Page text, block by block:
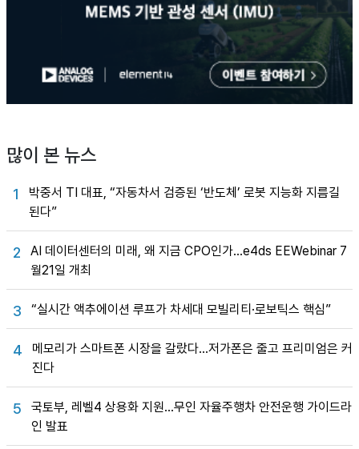
많이 본 뉴스
1
박중서 TI 대표, “자동차서 검증된 ‘반도체’ 로봇 지능화 지름길
된다”
2
AI 데이터센터의 미래, 왜 지금 CPO인가…e4ds EEWebinar 7
월21일 개최
3 “실시간 액추에이션 루프가 차세대 모빌리티·로보틱스 핵심”
4
메모리가 스마트폰 시장을 갈랐다…저가폰은 줄고 프리미엄은 커
진다
5
국토부, 레벨4 상용화 지원…무인 자율주행차 안전운행 가이드라
인 발표